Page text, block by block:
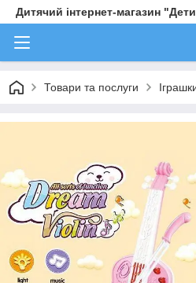
Дитячий інтернет-магазин
Товари та послуги